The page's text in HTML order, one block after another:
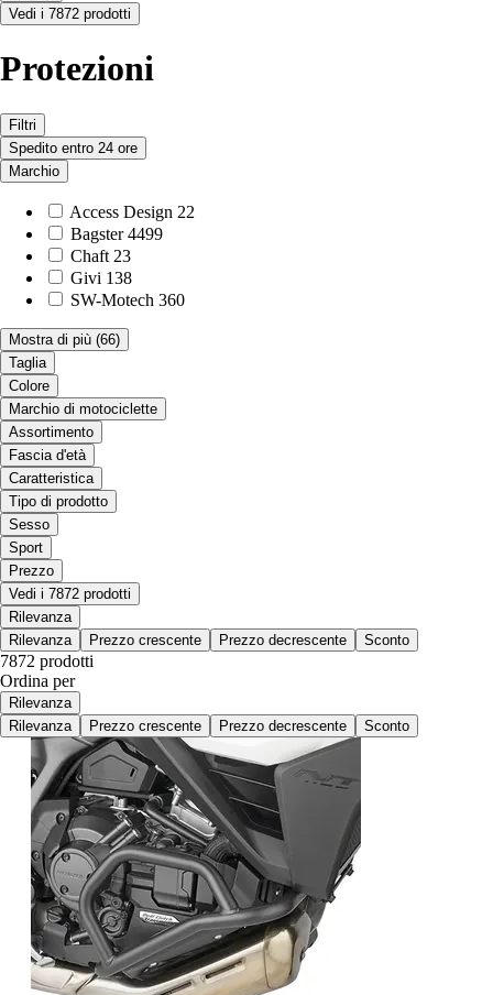
Vedi i 7872 prodotti
Protezioni
Filtri
Spedito entro 24 ore
Marchio
Access Design 22
Bagster 4499
Chaft 23
Givi 138
SW-Motech 360
Mostra di più (66)
Taglia
Colore
Marchio di motociclette
Assortimento
Fascia d'età
Caratteristica
Tipo di prodotto
Sesso
Sport
Prezzo
Vedi i 7872 prodotti
Rilevanza
Rilevanza
Prezzo crescente Prezzo decrescente Sconto
7872 prodotti
Ordina per
Rilevanza
Rilevanza
Prezzo crescente Prezzo decrescente Sconto